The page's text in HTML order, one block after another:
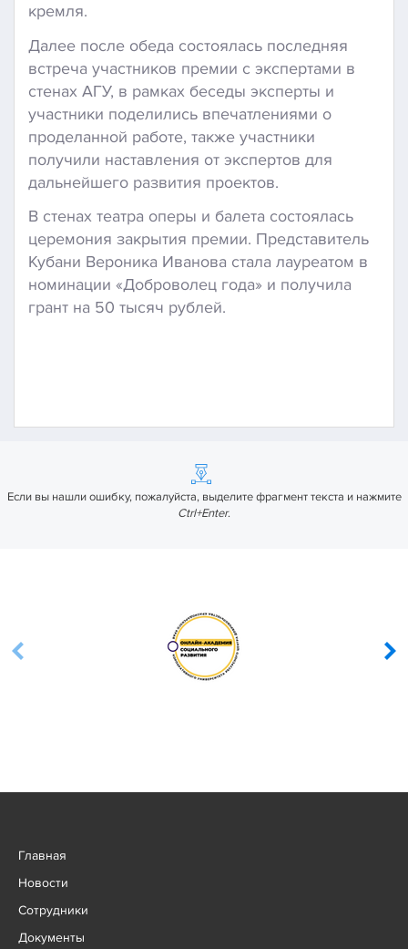
кремля.
Далее после обеда состоялась последняя
встреча участников премии с экспертами в
стенах АГУ, в рамках беседы эксперты и
участники поделились впечатлениями о
проделанной работе, также участники
получили наставления от экспертов для
дальнейшего развития проектов.
В стенах театра оперы и балета состоялась
церемония закрытия премии. Представитель
Кубани Вероника Иванова стала лауреатом в
номинации «Доброволец года» и получила
грант на 50 тысяч рублей.
Если вы нашли ошибку, пожалуйста, выделите фрагмент текста и нажмите
Ctrl+Enter.
Главная
Новости
Сотрудники
Документы